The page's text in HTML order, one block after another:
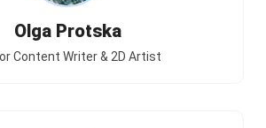
Olga Protska
Content Writer & 2D Artist